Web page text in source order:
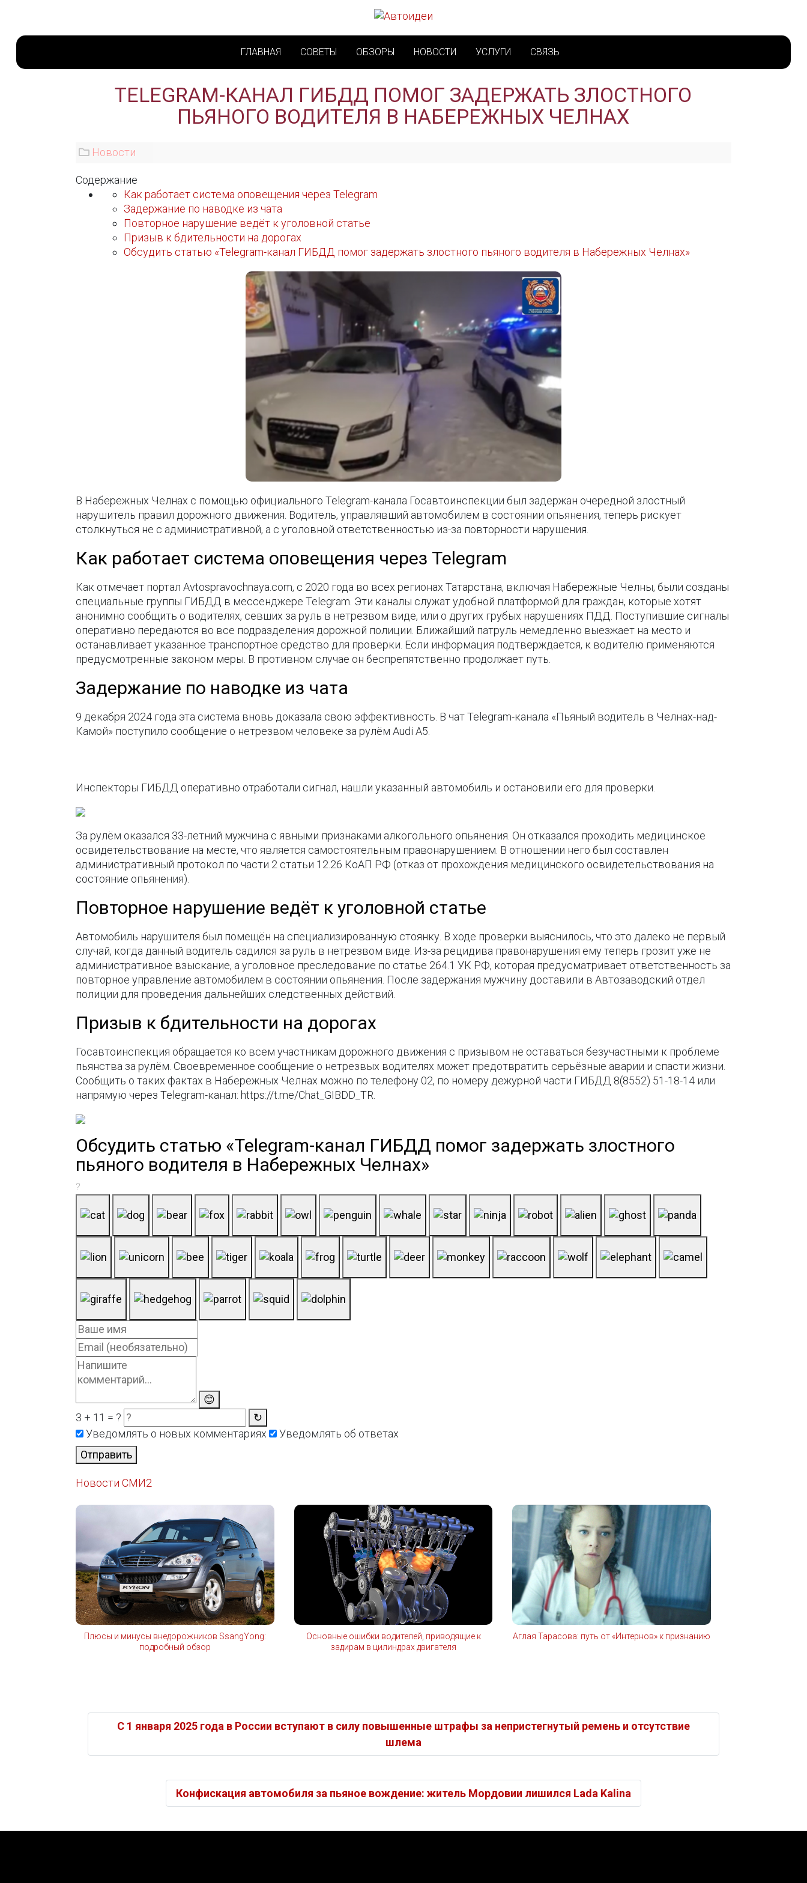
ГЛАВНАЯ СОВЕТЫ ОБЗОРЫ НОВОСТИ УСЛУГИ СВЯЗЬ
TELEGRAM-КАНАЛ ГИБДД ПОМОГ ЗАДЕРЖАТЬ ЗЛОСТНОГО
ПЬЯНОГО ВОДИТЕЛЯ В НАБЕРЕЖНЫХ ЧЕЛНАХ
Новости
Содержание
Как работает система оповещения через Telegram
Задержание по наводке из чата
Повторное нарушение ведёт к уголовной статье
Призыв к бдительности на дорогах
Обсудить статью «Telegram-канал ГИБДД помог задержать злостного пьяного водителя в Набережных Челнах»
В Набережных Челнах с помощью официального Telegram-канала Госавтоинспекции был задержан очередной злостный
нарушитель правил дорожного движения. Водитель, управлявший автомобилем в состоянии опьянения, теперь рискует
столкнуться не с административной, а с уголовной ответственностью из-за повторности нарушения.
Как работает система оповещения через Telegram
Как отмечает портал Avtospravochnaya.com, с 2020 года во всех регионах Татарстана, включая Набережные Челны, были созданы
специальные группы ГИБДД в мессенджере Telegram. Эти каналы служат удобной платформой для граждан, которые хотят
анонимно сообщить о водителях, севших за руль в нетрезвом виде, или о других грубых нарушениях ПДД. Поступившие сигналы
оперативно передаются во все подразделения дорожной полиции. Ближайший патруль немедленно выезжает на место и
останавливает указанное транспортное средство для проверки. Если информация подтверждается, к водителю применяются
предусмотренные законом меры. В противном случае он беспрепятственно продолжает путь.
Задержание по наводке из чата
9 декабря 2024 года эта система вновь доказала свою эффективность. В чат Telegram-канала «Пьяный водитель в Челнах-над-
Камой» поступило сообщение о нетрезвом человеке за рулём Audi A5.
Инспекторы ГИБДД оперативно отработали сигнал, нашли указанный автомобиль и остановили его для проверки.
За рулём оказался 33-летний мужчина с явными признаками алкогольного опьянения. Он отказался проходить медицинское
освидетельствование на месте, что является самостоятельным правонарушением. В отношении него был составлен
административный протокол по части 2 статьи 12.26 КоАП РФ (отказ от прохождения медицинского освидетельствования на
состояние опьянения).
Повторное нарушение ведёт к уголовной статье
Автомобиль нарушителя был помещён на специализированную стоянку. В ходе проверки выяснилось, что это далеко не первый
случай, когда данный водитель садился за руль в нетрезвом виде. Из-за рецидива правонарушения ему теперь грозит уже не
административное взыскание, а уголовное преследование по статье 264.1 УК РФ, которая предусматривает ответственность за
повторное управление автомобилем в состоянии опьянения. После задержания мужчину доставили в Автозаводский отдел
полиции для проведения дальнейших следственных действий.
Призыв к бдительности на дорогах
Госавтоинспекция обращается ко всем участникам дорожного движения с призывом не оставаться безучастными к проблеме
пьянства за рулём. Своевременное сообщение о нетрезвых водителях может предотвратить серьёзные аварии и спасти жизни.
Сообщить о таких фактах в Набережных Челнах можно по телефону 02, по номеру дежурной части ГИБДД 8(8552) 51-18-14 или
напрямую через Telegram-канал: https://t.me/Chat_GIBDD_TR.
Обсудить статью «Telegram-канал ГИБДД помог задержать злостного
пьяного водителя в Набережных Челнах»
?
😊
3 + 11 = ?
↻
Уведомлять о новых комментариях
Уведомлять об ответах
Отправить
Новости СМИ2
Плюсы и минусы внедорожников SsangYong:
подробный обзор
Основные ошибки водителей, приводящие к
задирам в цилиндрах двигателя
Аглая Тарасова: путь от «Интернов» к признанию
С 1 января 2025 года в России вступают в силу повышенные штрафы за непристегнутый ремень и отсутствие
шлема
Конфискация автомобиля за пьяное вождение: житель Мордовии лишился Lada Kalina